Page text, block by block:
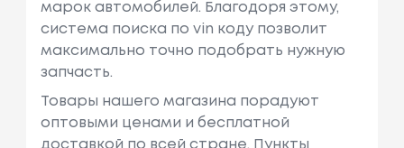
марок автомобилей. Благодоря этому,
система поиска по vin коду позволит
максимально точно подобрать нужную
запчасть.
Товары нашего магазина порадуют
оптовыми ценами и бесплатной
доставкой по всей стране. Пункты